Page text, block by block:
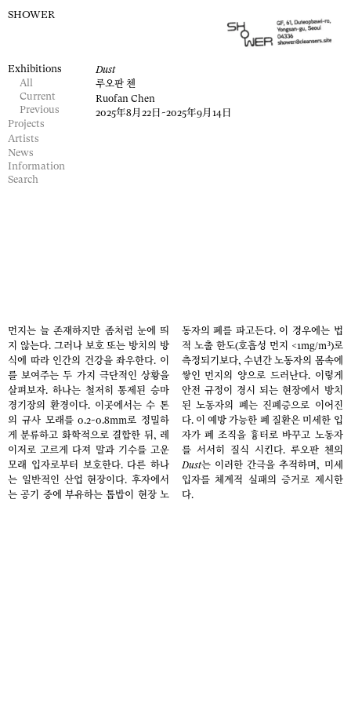
SHOWER
Exhibitions
All
Current
Previous
Projects
Artists
News
Information
Search
Dust
루오판 첸
Ruofan Chen
2025年8月22日 ~2025年9月14日
먼지는 늘 존재하지만 좀처럼 눈에 띄
지 않는다. 그러나 보호 또는 방치의 방
식에 따라 인간의 건강을 좌우한다. 이
를 보여주는 두 가지 극단적인 상황을
살펴보자. 하나는 철저히 통제된 승마
경기장의 환경이다. 이곳에서는 수 톤
의 규사 모래를 0.2~0.8mm로 정밀하
게 분류하고 화학적으로 결합한 뒤, 레
이저로 고르게 다져 말과 기수를 고운
모래 입자로부터 보호한다. 다른 하나
는 일반적인 산업 현장이다. 후자에서
는 공기 중에 부유하는 톱밥이 현장 노
동자의 폐를 파고든다. 이 경우에는 법
적 노출 한도(호흡성 먼지 <1mg/m³)로
측정되기보다, 수년간 노동자의 몸속에
쌓인 먼지의 양으로 드러난다. 이렇게
안전 규정이 경시 되는 현장에서 방치
된 노동자의 폐는 진폐증으로 이어진
다. 이 예방 가능한 폐 질환은 미세한 입
자가 폐 조직을 흉터로 바꾸고 노동자
를 서서히 질식 시킨다. 루오판 첸의
Dust는 이러한 간극을 추적하며, 미세
입자를 체계적 실패의 증거로 제시한
다.